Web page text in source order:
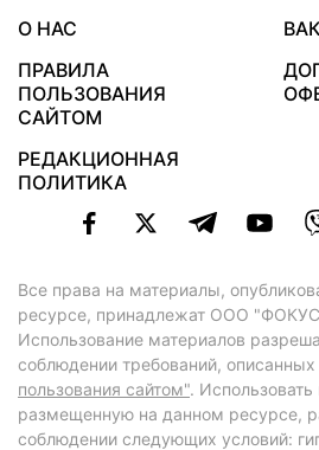
О НАС
ПРАВИЛА
ПОЛЬЗОВАНИЯ
САЙТОМ
РЕДАКЦИОННАЯ
ПОЛИТИКА
Все права на материалы,
ресурсе, принадлежат ООО
Использование материалов
соблюдении требований, описанных
пользования сайтом".
размещенную на данном ресурсе,
соблюдении следующих условий: